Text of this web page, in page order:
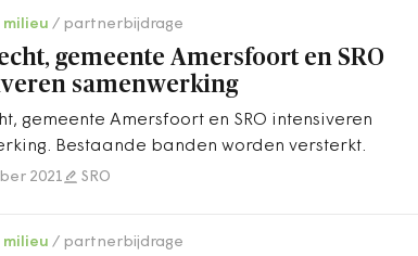
partnerbijdrage
gemeente Amersfoort en SRO
samenwerking
gemeente Amersfoort en SRO intensiveren
Bestaande banden worden versterkt.
2021 SRO
partnerbijdrage